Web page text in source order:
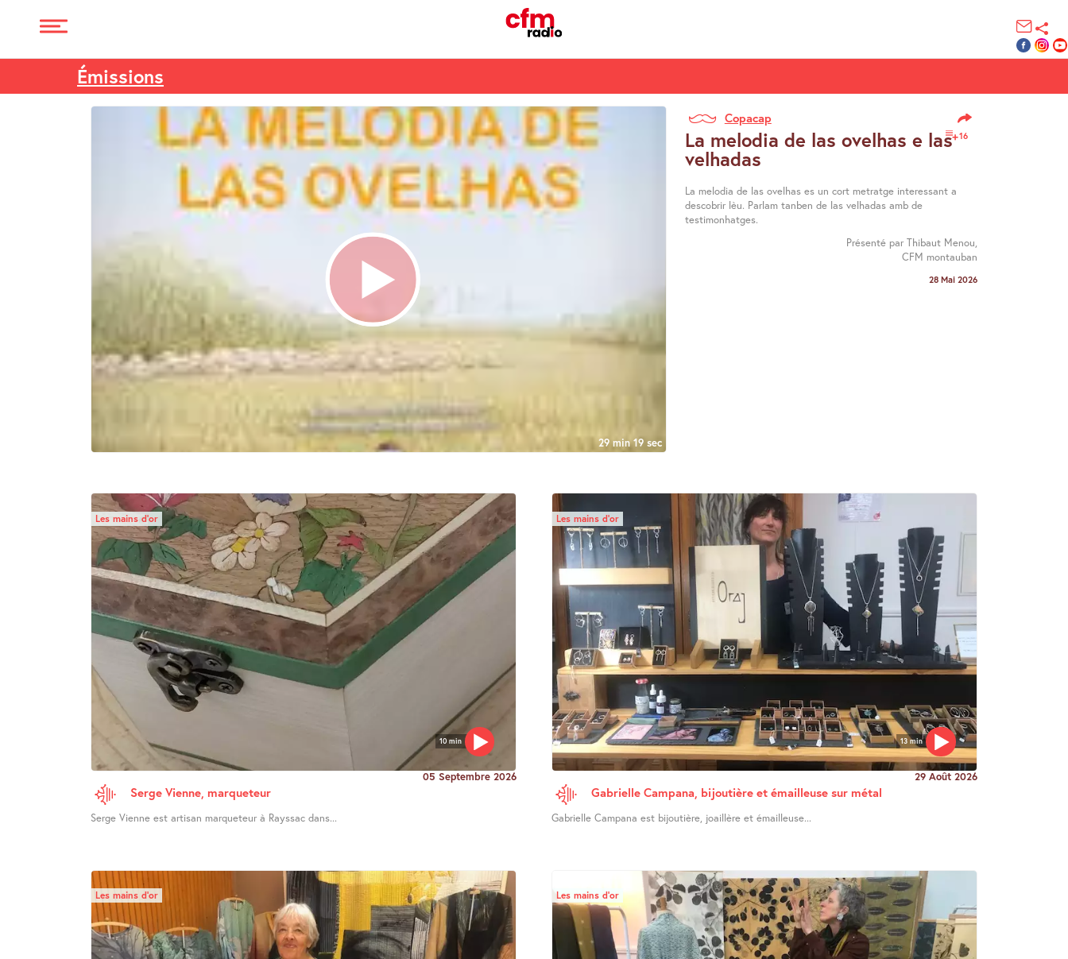
Émissions
29 min 19 sec
Copacap
16
La melodia de las ovelhas e las
velhadas
La melodia de las ovelhas es un cort metratge interessant a
descobrir lèu. Parlam tanben de las velhadas amb de
testimonhatges.
Présenté par Thibaut Menou,
CFM montauban
28 Mai 2026
10 min
Les mains d’or
05 Septembre 2026
Serge Vienne, marqueteur
Serge Vienne est artisan marqueteur à Rayssac dans...
13 min
Les mains d’or
29 Août 2026
Gabrielle Campana, bijoutière et émailleuse sur métal
Gabrielle Campana est bijoutière, joaillère et émailleuse...
Les mains d’or Les mains d’or